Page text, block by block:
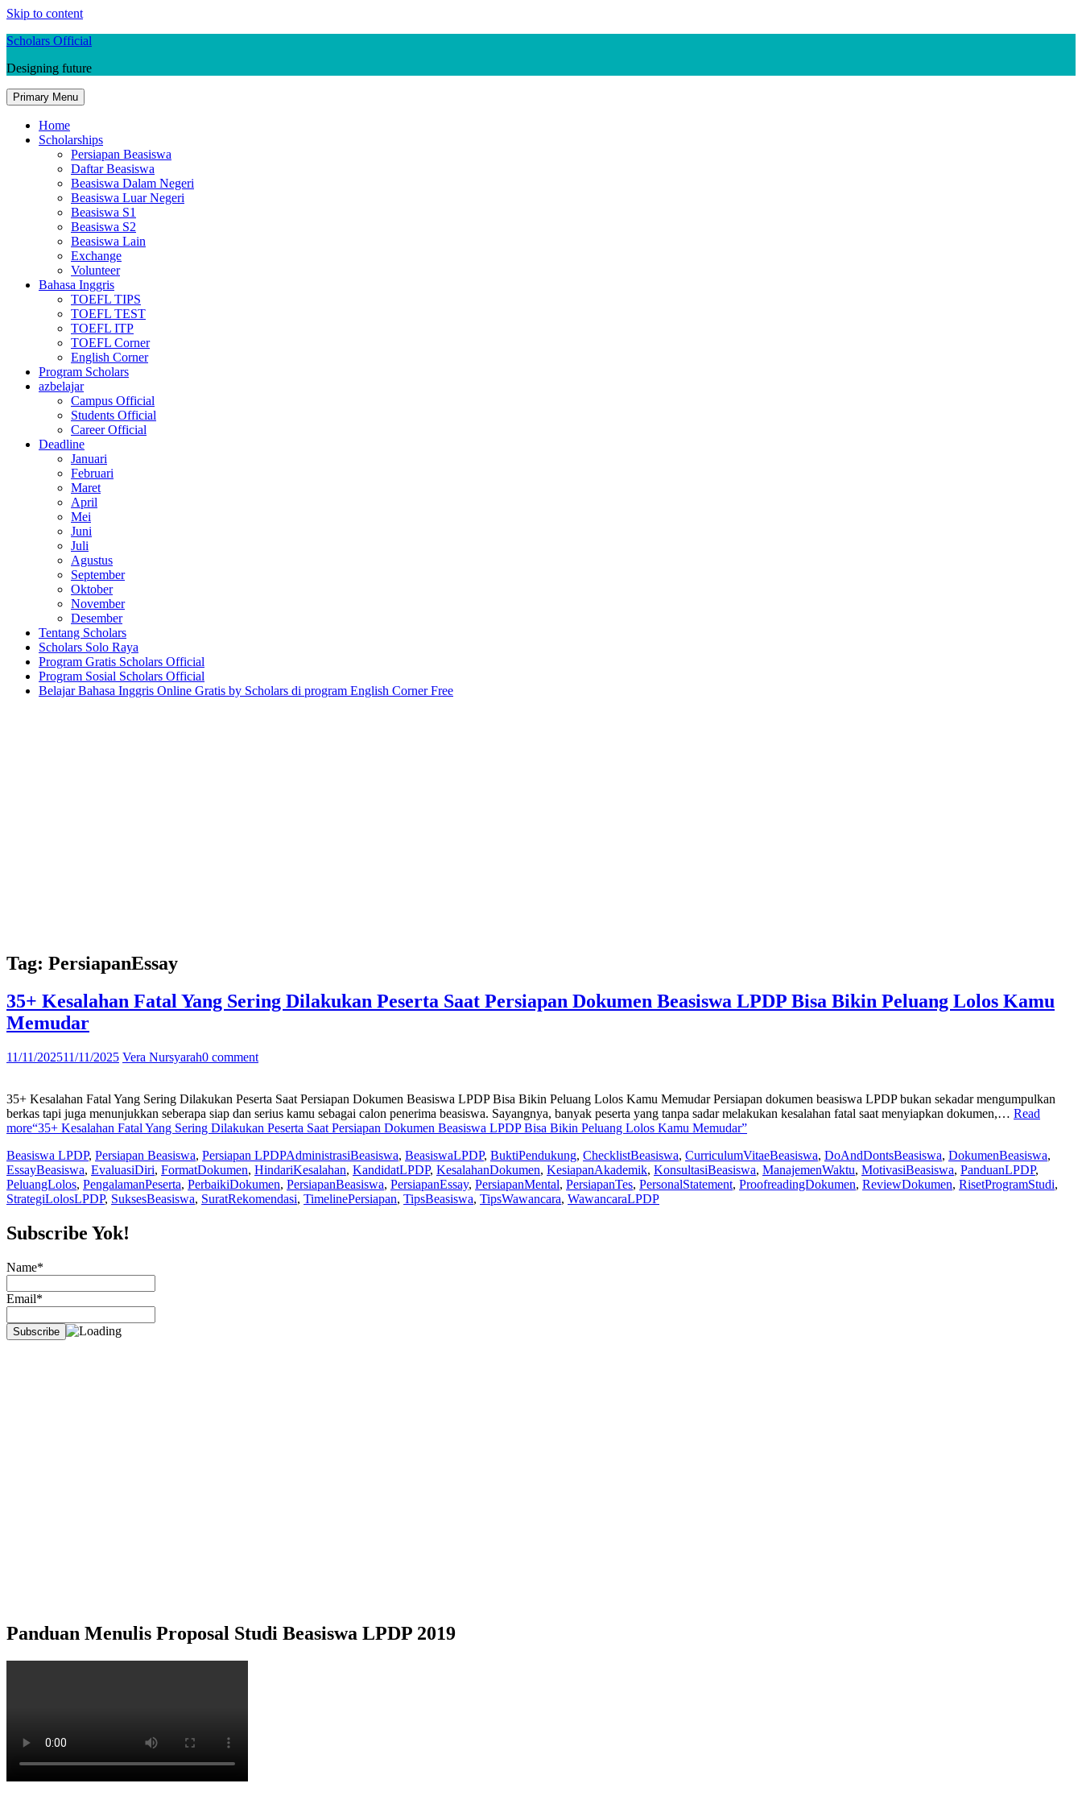
Skip to content
Scholars Official
Designing future
Primary Menu
Home
Scholarships
Persiapan Beasiswa
Daftar Beasiswa
Beasiswa Dalam Negeri
Beasiswa Luar Negeri
Beasiswa S1
Beasiswa S2
Beasiswa Lain
Exchange
Volunteer
Bahasa Inggris
TOEFL TIPS
TOEFL TEST
TOEFL ITP
TOEFL Corner
English Corner
Program Scholars
azbelajar
Campus Official
Students Official
Career Official
Deadline
Januari
Februari
Maret
April
Mei
Juni
Juli
Agustus
September
Oktober
November
Desember
Tentang Scholars
Scholars Solo Raya
Program Gratis Scholars Official
Program Sosial Scholars Official
Belajar Bahasa Inggris Online Gratis by Scholars di program English Corner Free
Tag: PersiapanEssay
35+ Kesalahan Fatal Yang Sering Dilakukan Peserta Saat Persiapan Dokumen Beasiswa LPDP Bisa Bikin Peluang Lolos Kamu
Memudar
11/11/202511/11/2025 Vera Nursyarah0 comment
35+ Kesalahan Fatal Yang Sering Dilakukan Peserta Saat Persiapan Dokumen Beasiswa LPDP Bisa Bikin Peluang Lolos Kamu Memudar Persiapan dokumen beasiswa LPDP bukan sekadar mengumpulkan
berkas tapi juga menunjukkan seberapa siap dan serius kamu sebagai calon penerima beasiswa. Sayangnya, banyak peserta yang tanpa sadar melakukan kesalahan fatal saat menyiapkan dokumen,… Read
more“35+ Kesalahan Fatal Yang Sering Dilakukan Peserta Saat Persiapan Dokumen Beasiswa LPDP Bisa Bikin Peluang Lolos Kamu Memudar”
Beasiswa LPDP, Persiapan Beasiswa, Persiapan LPDPAdministrasiBeasiswa, BeasiswaLPDP, BuktiPendukung, ChecklistBeasiswa, CurriculumVitaeBeasiswa, DoAndDontsBeasiswa, DokumenBeasiswa,
EssayBeasiswa, EvaluasiDiri, FormatDokumen, HindariKesalahan, KandidatLPDP, KesalahanDokumen, KesiapanAkademik, KonsultasiBeasiswa, ManajemenWaktu, MotivasiBeasiswa, PanduanLPDP,
PeluangLolos, PengalamanPeserta, PerbaikiDokumen, PersiapanBeasiswa, PersiapanEssay, PersiapanMental, PersiapanTes, PersonalStatement, ProofreadingDokumen, ReviewDokumen, RisetProgramStudi,
StrategiLolosLPDP, SuksesBeasiswa, SuratRekomendasi, TimelinePersiapan, TipsBeasiswa, TipsWawancara, WawancaraLPDP
Subscribe Yok!
Name*
Email*
Panduan Menulis Proposal Studi Beasiswa LPDP 2019